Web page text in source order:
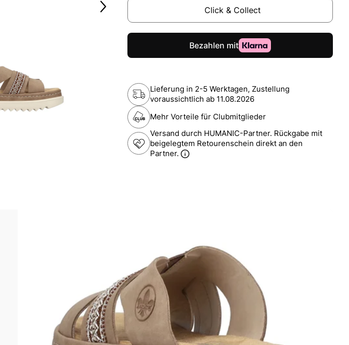
Click & Collect
Lieferung in 2-5 Werktagen, Zustellung
voraussichtlich ab 11.08.2026
Mehr Vorteile für Clubmitglieder
Versand durch HUMANIC-Partner. Rückgabe mit
beigelegtem Retourenschein direkt an den
Partner.